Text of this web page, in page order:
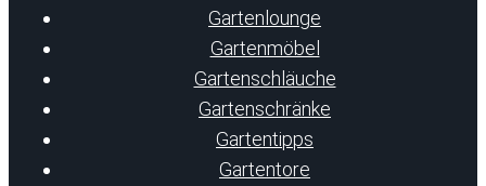
Gartenlounge
Gartenmöbel
Gartenschläuche
Gartenschränke
Gartentipps
Gartentore